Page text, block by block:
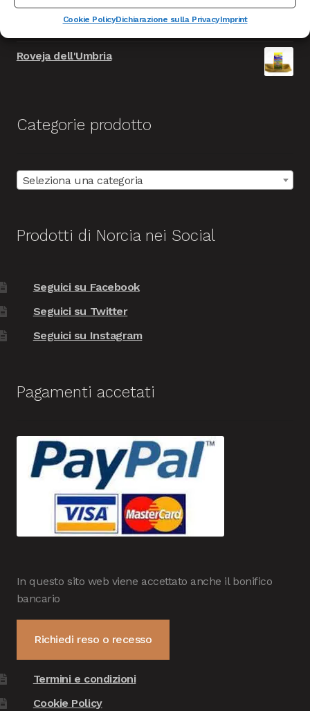
Cookie PolicyDichiarazione sulla PrivacyImprint
era:
9.999,00€.
è:
999,00€.
Aglio Nero Spicchi Norcia
Roveja dell'Umbria
Categorie prodotto
Seleziona una categoria
Prodotti di Norcia nei Social
Seguici su Facebook
Seguici su Twitter
Seguici su Instagram
Pagamenti accetati
In questo sito web viene accettato anche il bonifico
bancario
Richiedi reso o recesso
Termini e condizioni
Cookie Policy